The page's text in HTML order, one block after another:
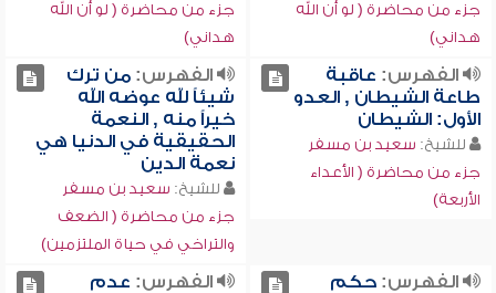
جزء من محاضرة ( لو أن الله
هداني)
جزء من محاضرة ( لو أن الله
هداني)
الفهرس: عاقبة
طاعة الشيطان , العدو
الأول: الشيطان
للشيخ: سعيد بن مسفر
جزء من محاضرة ( الأعداء
الأربعة)
الفهرس:من ترك
شيئاً لله عوضه الله
خيراً منه , النعمة
الحقيقية في الدنيا هي
نعمة الدين
للشيخ: سعيد بن مسفر
جزء من محاضرة ( الضعف
والتراخي في حياة الملتزمين)
الفهرس:حكم
الفهرس: عدم